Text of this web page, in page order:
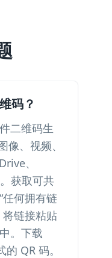
码？
二维码生
像、视频、
、
获取可共
何拥有链
将链接粘贴
。下载
QR 码。